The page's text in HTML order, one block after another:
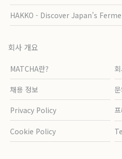
HAKKO - Discover Japan’s
회사 개요
MATCHA란?
채용 정보
Privacy Policy
Cookie Policy